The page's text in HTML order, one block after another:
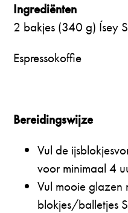
Ingrediënten
2 bakjes (340 g) Ísey
Espressokoffie
Bereidingswijze
Vul de
voor minimaal 4
Vul mooie glazen
blokjes/balletjes